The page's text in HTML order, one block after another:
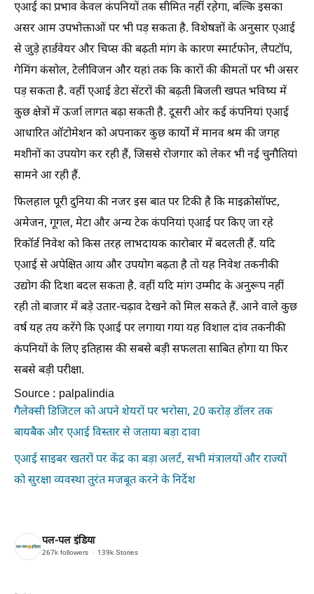
एआई का प्रभाव केवल कंपनियों तक सीमित नहीं रहेगा, बल्कि इसका
असर आम उपभोक्ताओं पर भी पड़ सकता है. विशेषज्ञों के अनुसार एआई
से जुड़े हार्डवेयर और चिप्स की बढ़ती मांग के कारण स्मार्टफोन, लैपटॉप,
गेमिंग कंसोल, टेलीविजन और यहां तक कि कारों की कीमतों पर भी असर
पड़ सकता है. वहीं एआई डेटा सेंटरों की बढ़ती बिजली खपत भविष्य में
कुछ क्षेत्रों में ऊर्जा लागत बढ़ा सकती है. दूसरी ओर कई कंपनियां एआई
आधारित ऑटोमेशन को अपनाकर कुछ कार्यों में मानव श्रम की जगह
मशीनों का उपयोग कर रही हैं, जिससे रोजगार को लेकर भी नई चुनौतियां
सामने आ रही हैं.
फिलहाल पूरी दुनिया की नजर इस बात पर टिकी है कि माइक्रोसॉफ्ट,
अमेजन, गूगल, मेटा और अन्य टेक कंपनियां एआई पर किए जा रहे
रिकॉर्ड निवेश को किस तरह लाभदायक कारोबार में बदलती हैं. यदि
एआई से अपेक्षित आय और उपयोग बढ़ता है तो यह निवेश तकनीकी
उद्योग की दिशा बदल सकता है. वहीं यदि मांग उम्मीद के अनुरूप नहीं
रही तो बाजार में बड़े उतार-चढ़ाव देखने को मिल सकते हैं. आने वाले कुछ
वर्ष यह तय करेंगे कि एआई पर लगाया गया यह विशाल दांव तकनीकी
कंपनियों के लिए इतिहास की सबसे बड़ी सफलता साबित होगा या फिर
सबसे बड़ी परीक्षा.
Source : palpalindia
गैलेक्सी डिजिटल को अपने शेयरों पर भरोसा, 20 करोड़ डॉलर तक
बायबैक और एआई विस्तार से जताया बड़ा दावा
एआई साइबर खतरों पर केंद्र का बड़ा अलर्ट, सभी मंत्रालयों और राज्यों
को सुरक्षा व्यवस्था तुरंत मजबूत करने के निर्देश
पल-पल इंडिया
267k followers 139k Stories